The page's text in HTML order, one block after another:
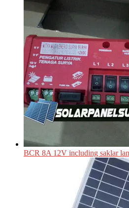
BCR 8A 12V including saklar